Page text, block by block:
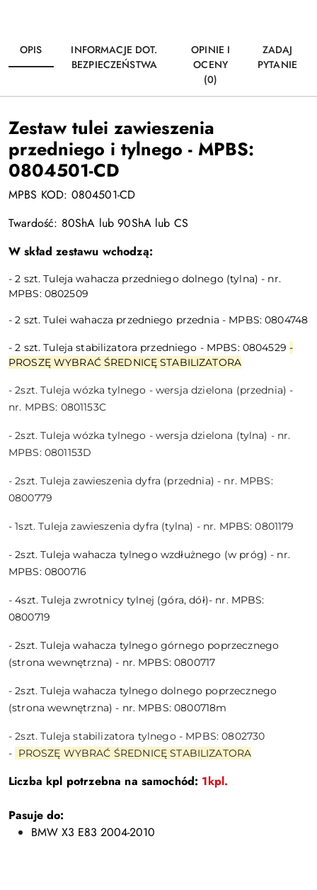
OPIS
INFORMACJE DOT.
BEZPIECZEŃSTWA
OPINIE I
OCENY
(0)
ZADAJ
PYTANIE
Zestaw tulei zawieszenia
przedniego i tylnego - MPBS:
0804501-CD
MPBS KOD: 0804501-CD
Twardość: 80ShA lub 90ShA lub CS
W skład zestawu wchodzą:
- 2 szt. Tuleja wahacza przedniego dolnego (tylna) - nr.
MPBS: 0802509
- 2 szt. Tulei wahacza przedniego przednia - MPBS: 0804748
- 2 szt. Tuleja stabilizatora przedniego - MPBS: 0804529 -
PROSZĘ WYBRAĆ ŚREDNICĘ STABILIZATORA
- 2szt. Tuleja wózka tylnego - wersja dzielona (przednia) -
nr. MPBS: 0801153C
- 2szt. Tuleja wózka tylnego - wersja dzielona (tylna) - nr.
MPBS: 0801153D
- 2szt. Tuleja zawieszenia dyfra (przednia) - nr. MPBS:
0800779
- 1szt. Tuleja zawieszenia dyfra (tylna) - nr. MPBS: 0801179
- 2szt. Tuleja wahacza tylnego wzdłużnego (w próg) - nr.
MPBS: 0800716
- 4szt. Tuleja zwrotnicy tylnej (góra, dół)- nr. MPBS:
0800719
- 2szt. Tuleja wahacza tylnego górnego poprzecznego
(strona wewnętrzna) - nr. MPBS: 0800717
- 2szt. Tuleja wahacza tylnego dolnego poprzecznego
(strona wewnętrzna) - nr. MPBS: 0800718m
- 2szt. Tuleja stabilizatora tylnego - MPBS: 0802730
- PROSZĘ WYBRAĆ ŚREDNICĘ STABILIZATORA
Liczba kpl potrzebna na samochód: 1kpl.
Pasuje do:
BMW X3 E83 2004-2010